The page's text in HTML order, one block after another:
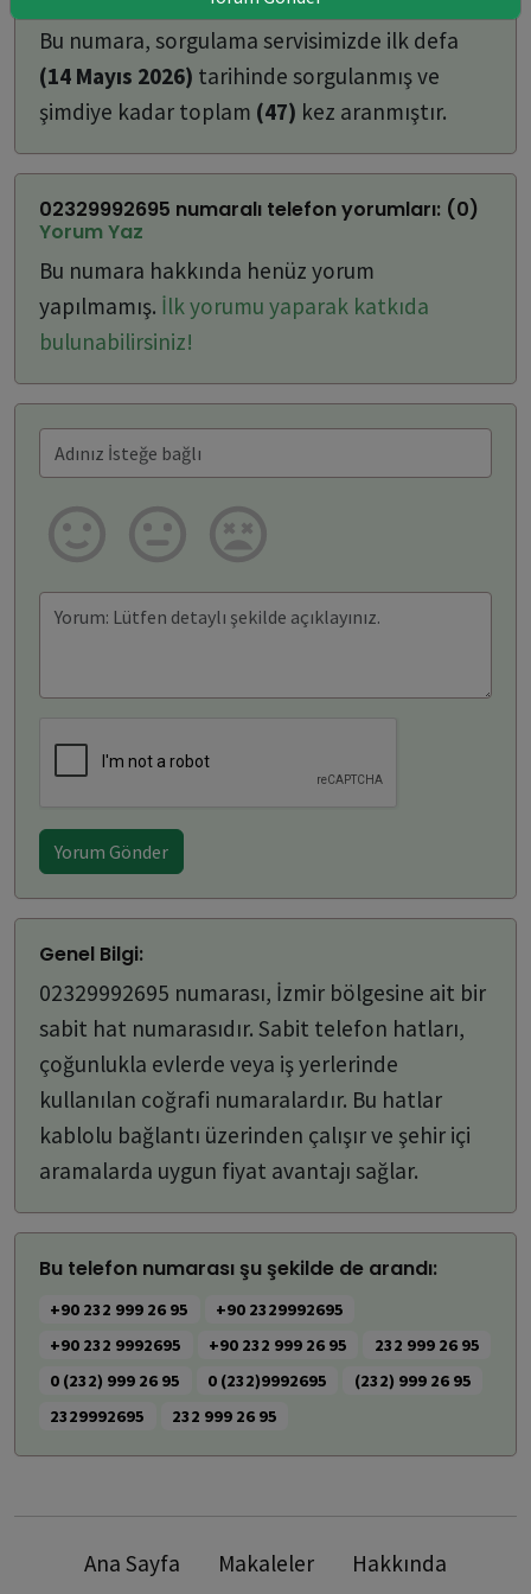
Bu numara, sorgulama servisimizde ilk defa
(14 Mayıs 2026) tarihinde sorgulanmış ve
şimdiye kadar toplam (47) kez aranmıştır.
02329992695 numaralı telefon yorumları: (0)
Yorum Yaz
Bu numara hakkında henüz yorum
yapılmamış. İlk yorumu yaparak katkıda
bulunabilirsiniz!
Yorum Gönder
Genel Bilgi:
02329992695 numarası, İzmir bölgesine ait bir
sabit hat numarasıdır. Sabit telefon hatları,
çoğunlukla evlerde veya iş yerlerinde
kullanılan coğrafi numaralardır. Bu hatlar
kablolu bağlantı üzerinden çalışır ve şehir içi
aramalarda uygun fiyat avantajı sağlar.
Bu telefon numarası şu şekilde de arandı:
+90 232 999 26 95
+90 2329992695
+90 232 9992695
+90 232 999 26 95
232 999 26 95
0 (232) 999 26 95
0 (232)9992695
(232) 999 26 95
2329992695
232 999 26 95
Ana Sayfa Makaleler Hakkında